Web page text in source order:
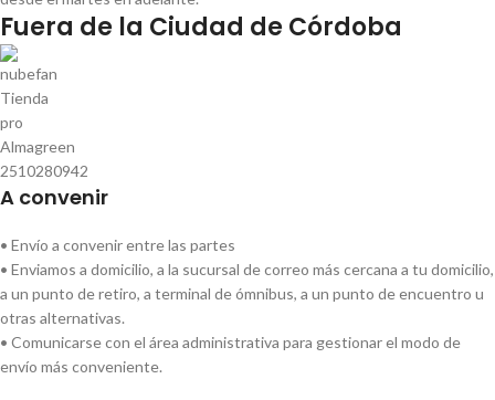
Fuera de la Ciudad de Córdoba
A convenir
• Envío a convenir entre las partes
• Enviamos a domicilio, a la sucursal de correo más cercana a tu domicilio,
a un punto de retiro, a terminal de ómnibus, a un punto de encuentro u
otras alternativas.
• Comunicarse con el área administrativa para gestionar el modo de
envío más conveniente.